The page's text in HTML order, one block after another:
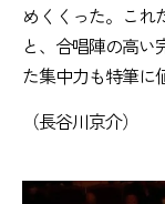
めくくった。これ
と、合唱陣の高い
た集中力も特筆に
（長谷川京介）